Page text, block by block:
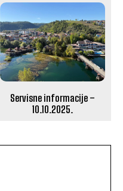
Servisne informacije –
10.10.2025.